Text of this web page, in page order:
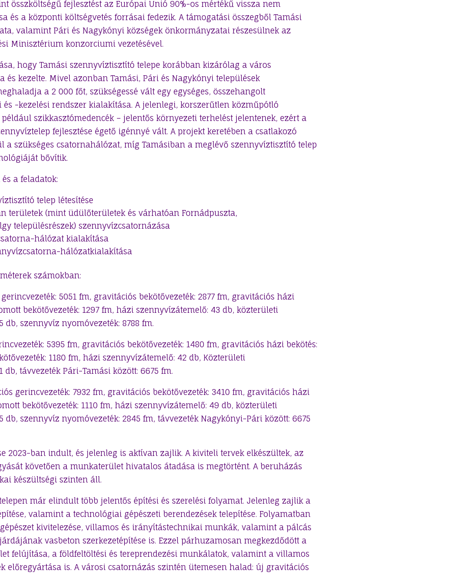
összköltségű fejlesztést az Európai Unió 90%-os mértékű vissza nem
és a központi költségvetés forrásai fedezik. A támogatási összegből Tamási
valamint Pári és Nagykónyi községek önkormányzatai részesülnek az
Minisztérium konzorciumi vezetésével.
hogy Tamási szennyvíztisztító telepe korábban kizárólag a város
és kezelte. Mivel azonban Tamási, Pári és Nagykónyi települések
a 2 000 főt, szükségessé vált egy egységes, összehangolt
és -kezelési rendszer kialakítása. A jelenlegi, korszerűtlen közműpótló
szikkasztómedencék – jelentős környezeti terhelést jelentenek, ezért a
fejlesztése égető igénnyé vált. A projekt keretében a csatlakozó
a szükséges csatornahálózat, míg Tamásiban a meglévő szennyvíztisztító telep
bővítik.
a feladatok:
telep létesítése
területek (mint üdülőterületek és várhatóan Fornádpuszta,
településrészek) szennyvízcsatornázása
hálózat kialakítása
hálózatkialakítása
számokban:
5051 fm, gravitációs bekötővezeték: 2877 fm, gravitációs házi
bekötővezeték: 1297 fm, házi szennyvízátemelő: 43 db, közterületi
db, szennyvíz nyomóvezeték: 8788 fm.
5395 fm, gravitációs bekötővezeték: 1480 fm, gravitációs házi bekötés:
1180 fm, házi szennyvízátemelő: 42 db, Közterületi
db, távvezeték Pári-Tamási között: 6675 fm.
gerincvezeték: 7932 fm, gravitációs bekötővezeték: 3410 fm, gravitációs házi
bekötővezeték: 1110 fm, házi szennyvízátemelő: 49 db, közterületi
db, szennyvíz nyomóvezeték: 2845 fm, távvezeték Nagykónyi-Pári között: 6675
2023-ban indult, és jelenleg is aktívan zajlik. A kiviteli tervek elkészültek, az
követően a munkaterület hivatalos átadása is megtörtént. A beruházás
készültségi szinten áll.
már elindult több jelentős építési és szerelési folyamat. Jelenleg zajlik a
valamint a technológiai gépészeti berendezések telepítése. Folyamatban
kivitelezése, villamos és irányítástechnikai munkák, valamint a pálcás
vasbeton szerkezetépítése is. Ezzel párhuzamosan megkezdődött a
felújítása, a földfeltöltési és tereprendezési munkálatok, valamint a villamos
előregyártása is. A városi csatornázás szintén ütemesen halad: új gravitációs